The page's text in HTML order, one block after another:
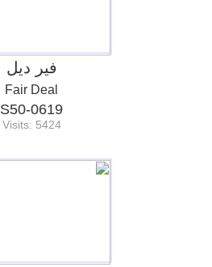
فير ديل
Fair Deal
S50-0619
Visits: 5424